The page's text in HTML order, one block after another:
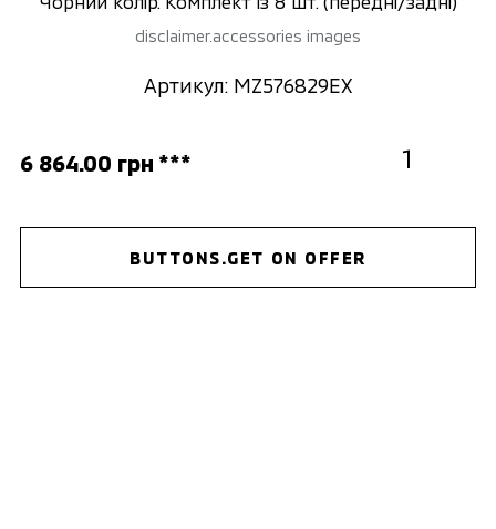
disclaimer.accessories images
Артикул: MZ576829EX
6 864.00 грн ***
BUTTONS.GET ON OFFER